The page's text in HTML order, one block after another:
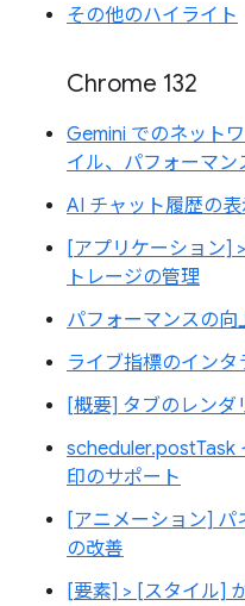
その他のハイライト
Chrome 132
Gemini でのネット
イル、パフォーマ
AI チャット履歴の表
[アプリケーション]
トレージの管理
パフォーマンスの向
ライブ指標のイン
[概要] タブのレンダ
scheduler.postTask
印のサポート
[アニメーション]
の改善
[要素] > [スタイル]